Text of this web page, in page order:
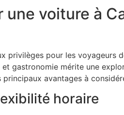
une voiture à
privilèges pour les voyageurs
gastronomie mérite une
avantages à
horaire